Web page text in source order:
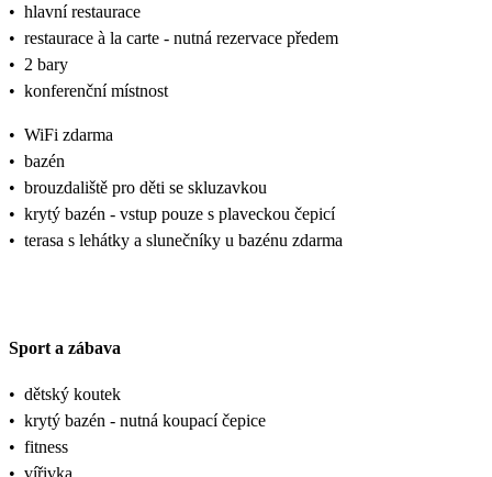
• hlavní restaurace
• restaurace à la carte - nutná rezervace předem
• 2 bary
• konferenční místnost
• WiFi zdarma
• bazén
• brouzdaliště pro děti se skluzavkou
• krytý bazén - vstup pouze s plaveckou čepicí
• terasa s lehátky a slunečníky u bazénu zdarma
Sport a zábava
• dětský koutek
• krytý bazén - nutná koupací čepice
• fitness